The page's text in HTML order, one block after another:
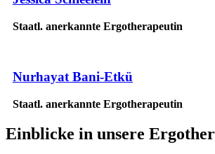
Staatl. anerkannte Ergotherapeutin
Nurhayat Bani-Etkü
Staatl. anerkannte Ergotherapeutin
Einblicke in unsere